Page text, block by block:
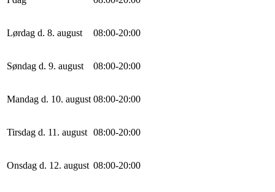
Lørdag d. 8. august 08:00-20:00
Søndag d. 9. august 08:00-20:00
Mandag d. 10. august 08:00-20:00
Tirsdag d. 11. august 08:00-20:00
Onsdag d. 12. august 08:00-20:00